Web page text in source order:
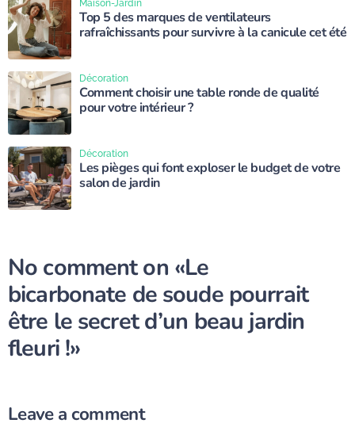
Top 5 des marques de ventilateurs
rafraîchissants pour survivre à la canicule cet été
Maison-Jardin
Comment choisir une table ronde de qualité
pour votre intérieur ?
Décoration
Les pièges qui font exploser le budget de votre
salon de jardin
Décoration
No comment on «Le
bicarbonate de soude pourrait
être le secret d’un beau jardin
fleuri !»
Leave a comment